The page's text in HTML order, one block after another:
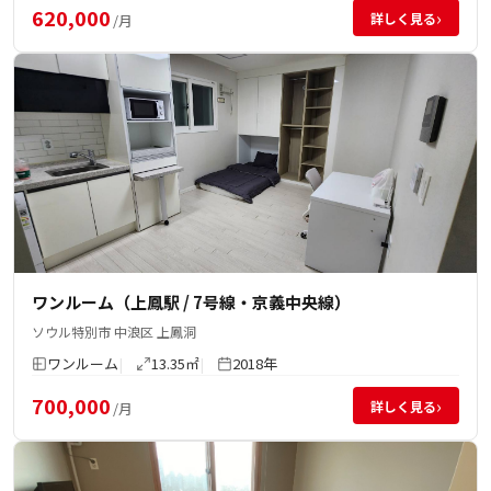
620,000 /月 詳しく見る›
ワンルーム（上鳳駅 / 7号線・京義中央線）
ソウル特別市 中浪区 上鳳洞
ワンルーム 13.35㎡ 2018年
700,000 /月 詳しく見る›